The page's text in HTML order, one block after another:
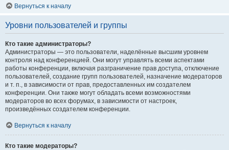
Вернуться к началу
Уровни пользователей и группы
Кто такие администраторы?
Администраторы — это пользователи, наделённые высшим уровнем
контроля над конференцией. Они могут управлять всеми аспектами
работы конференции, включая разграничение прав доступа, отключение
пользователей, создание групп пользователей, назначение модераторов
и т. п., в зависимости от прав, предоставленных им создателем
конференции. Они также могут обладать всеми возможностями
модераторов во всех форумах, в зависимости от настроек,
произведённых создателем конференции.
Вернуться к началу
Кто такие модераторы?